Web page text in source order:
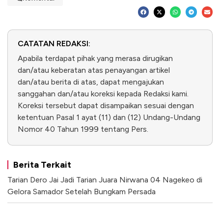
CATATAN REDAKSI:
Apabila terdapat pihak yang merasa dirugikan
dan/atau keberatan atas penayangan artikel
dan/atau berita di atas, dapat mengajukan
sanggahan dan/atau koreksi kepada Redaksi kami.
Koreksi tersebut dapat disampaikan sesuai dengan
ketentuan Pasal 1 ayat (11) dan (12) Undang-Undang
Nomor 40 Tahun 1999 tentang Pers.
Berita Terkait
Tarian Dero Jai Jadi Tarian Juara Nirwana 04 Nagekeo di
Gelora Samador Setelah Bungkam Persada